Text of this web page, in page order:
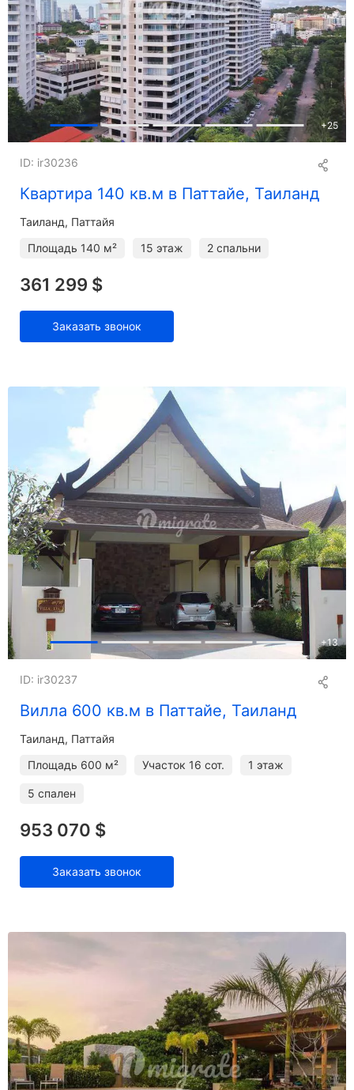
+25
Квартира 140 кв.м в Паттайе, Таиланд
ID: ir30236
Таиланд, Паттайя
Площадь 140 м² 15 этаж 2 спальни
361 299 $
Заказать звонок
+13
Вилла 600 кв.м в Паттайе, Таиланд
ID: ir30237
Таиланд, Паттайя
Площадь 600 м² Участок 16 сот. 1 этаж
5 спален
953 070 $
Заказать звонок